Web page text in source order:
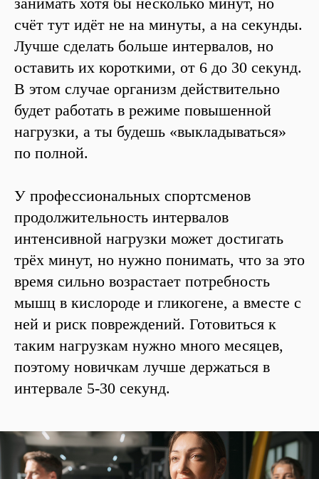
счёт тут идёт не на минуты, а на секунды.
Лучше сделать больше интервалов, но
оставить их короткими, от 6 до 30 секунд.
В этом случае организм действительно
будет работать в режиме повышенной
нагрузки, а ты будешь «выкладываться»
по полной.
У профессиональных спортсменов
продолжительность интервалов
интенсивной нагрузки может достигать
трёх минут, но нужно понимать, что за это
время сильно возрастает потребность
мышц в кислороде и гликогене, а вместе с
ней и риск повреждений. Готовиться к
таким нагрузкам нужно много месяцев,
поэтому новичкам лучше держаться в
интервале 5-30 секунд.